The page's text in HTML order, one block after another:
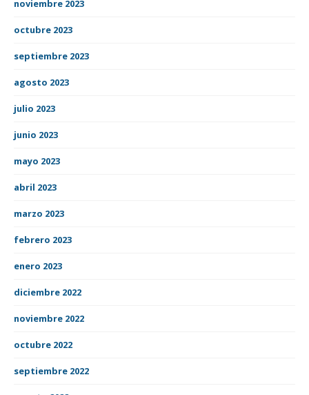
noviembre 2023
octubre 2023
septiembre 2023
agosto 2023
julio 2023
junio 2023
mayo 2023
abril 2023
marzo 2023
febrero 2023
enero 2023
diciembre 2022
noviembre 2022
octubre 2022
septiembre 2022